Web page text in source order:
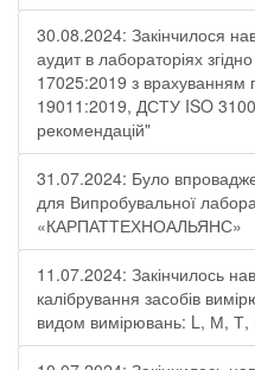
30.08.2024: Закінчилося
аудит в лабораторіях
17025:2019 з
19011:2019, ДСТУ ISO
рекомендацій"
31.07.2024: Було
для Випробувальної
«КАРПАТТЕХНОАЛЬЯНС»
11.07.2024: Закінчилось
калібрування засобів
видом вимірювань: L, М,